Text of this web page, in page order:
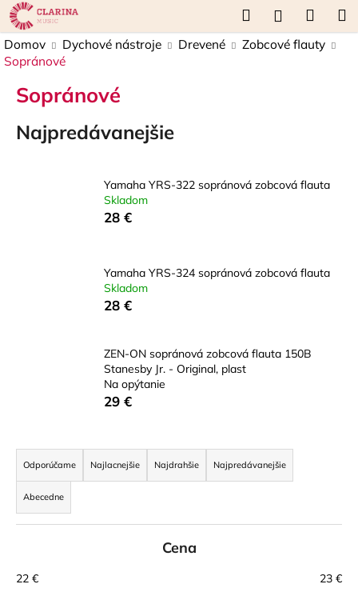
Prejsť
na
obsah
Hľadať
košík
Domov Dychové nástroje Drevené
Zobcové flauty
Sopránové
Sopránové
Najpredávanejšie
Yamaha YRS-322 sopránová zobcová flauta
Skladom
28 €
Yamaha YRS-324 sopránová zobcová flauta
Skladom
28 €
ZEN-ON sopránová zobcová flauta 150B
Stanesby Jr. - Original, plast
Na opýtanie
29 €
R
a
d
e
n
e
Odporúčame Najlacnejšie Najdrahšie Najpredávanejšie
Abecedne
Cena
22 € 23 €
K
o
š
Späť
Späť
Č
o
p
?